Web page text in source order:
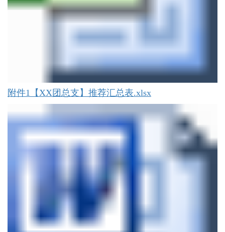
附件1【XX团总支】推荐汇总表.xlsx